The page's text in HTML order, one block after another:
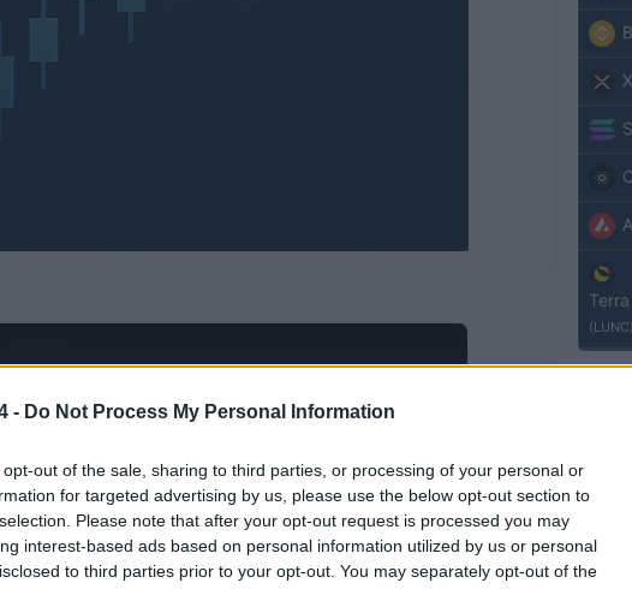
- Do Not Process My Personal Information
opt-out of the sale, sharing to third parties, or processing of your personal or
for targeted advertising by us, please use the below opt-out section to
Please note that after your opt-out request is processed you may
interest-based ads based on personal information utilized by us or personal
to third parties prior to your opt-out. You may separately opt-out of the
(LUNC)
1
2